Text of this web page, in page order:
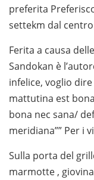
preferita Preferisco
settekm dal centro
Ferita a causa
Sandokan è
infelice, voglio
mattutina est
bona nec sana/
meridiana”” Per i
Sulla porta del
marmotte ,